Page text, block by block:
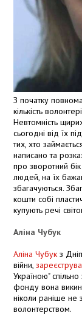
З початку
кількість
Невтомність
сьогодні від їх
тих, хто
написано та
про зворотний
людей, на їх
збагачуються.
кошти собі
купують речі
Аліна Чубук
Аліна Чубукз
війни,
Україною"
фонду вона
ніколи раніше не
волонтерством.